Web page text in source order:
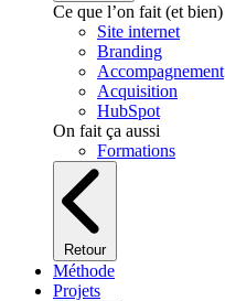
Ce que l’on fait (et bien)
Site internet
Branding
Accompagnement
Acquisition
HubSpot
On fait ça aussi
Formations
Retour
Méthode
Projets